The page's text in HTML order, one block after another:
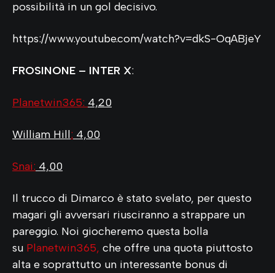
possibilità in un gol decisivo.
https://www.youtube.com/watch?v=dkS-OqABjeY
FROSINONE – INTER X:
Planetwin365: 4,20
William Hill: 4,00
Snai: 4,00
Il trucco di Dimarco è stato svelato, per questo
magari gli avversari riusciranno a strappare un
pareggio. Noi giocheremo questa bolla
su Planetwin365, che offre una quota piuttosto
alta e soprattutto un interessante bonus di